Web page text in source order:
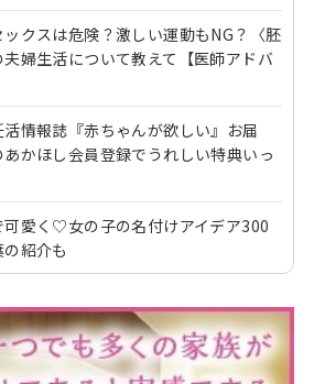
クスは危険？激しい運動もNG？〈胚
婦生活について教えて【医師アドバ
情報誌『赤ちゃんが欲しい』お届
あかほし会員登録でうれしい特典いっ
可愛く♡女の子の名付けアイデア300
紹介も